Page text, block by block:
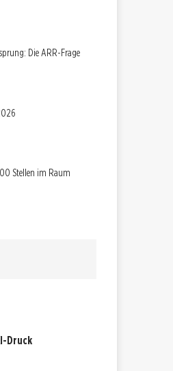
Die ARR-Frage
Stellen im Raum
Druck